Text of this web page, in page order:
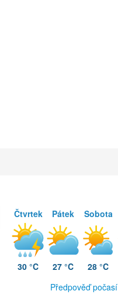
Čtvrtek
30 °C
Pátek
27 °C
Sobota
28 °C
Předpověď počasí